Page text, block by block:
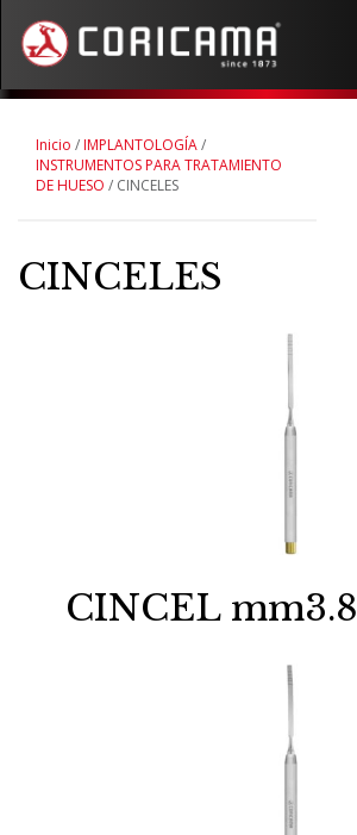
Inicio /IMPLANTOLOGÍA/
INSTRUMENTOS PARA TRATAMIENTO
DE HUESO / CINCELES
CINCELES
CINCEL mm3.8